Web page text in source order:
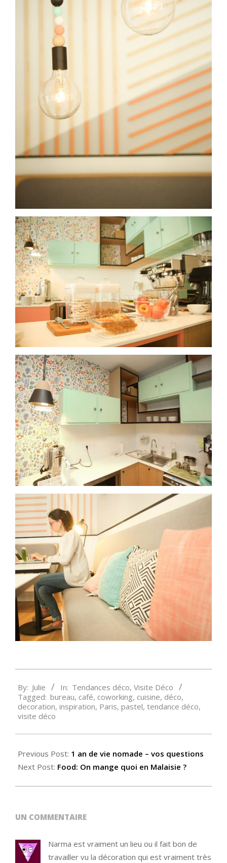
09-
25
By: Julie In: Tendances déco, Visite Déco
Tagged: bureau, café, coworking, cuisine, déco,
decoration, inspiration, Paris, pastel, tendance déco,
visite déco
Previous Post: 1 an de vie nomade – vos questions
Next Post: Food: On mange quoi en Malaisie ?
UN COMMENTAIRE
Narma est vraiment un lieu ou il fait bon de
travailler vu la décoration qui est vraiment très